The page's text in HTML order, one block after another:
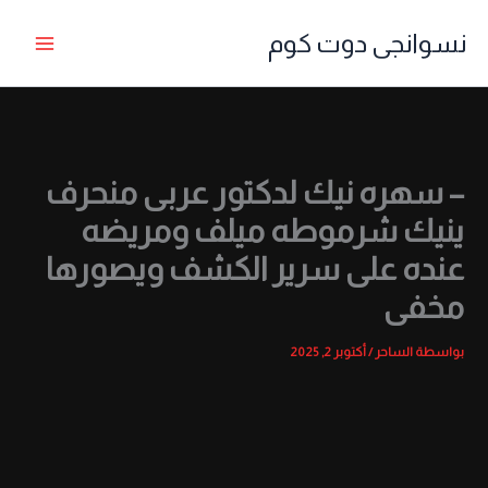
نسوانجى دوت كوم
– سهره نيك لدكتور عربى منحرف
ينيك شرموطه ميلف ومريضه
عنده على سرير الكشف ويصورها
مخفى
بواسطة الساحر/أكتوبر 2, 2025